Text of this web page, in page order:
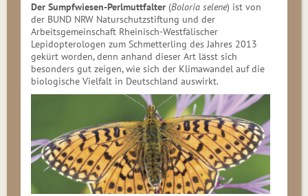
Der Sumpfwiesen-Perlmuttfalter (Boloria selene) ist von
der BUND NRW Naturschutzstiftung und der
Arbeitsgemeinschaft Rheinisch-Westfälischer
Lepidopterologen zum Schmetterling des Jahres 2013
gekürt worden, denn anhand dieser Art lässt sich
besonders gut zeigen, wie sich der Klimawandel auf die
biologische Vielfalt in Deutschland auswirkt.